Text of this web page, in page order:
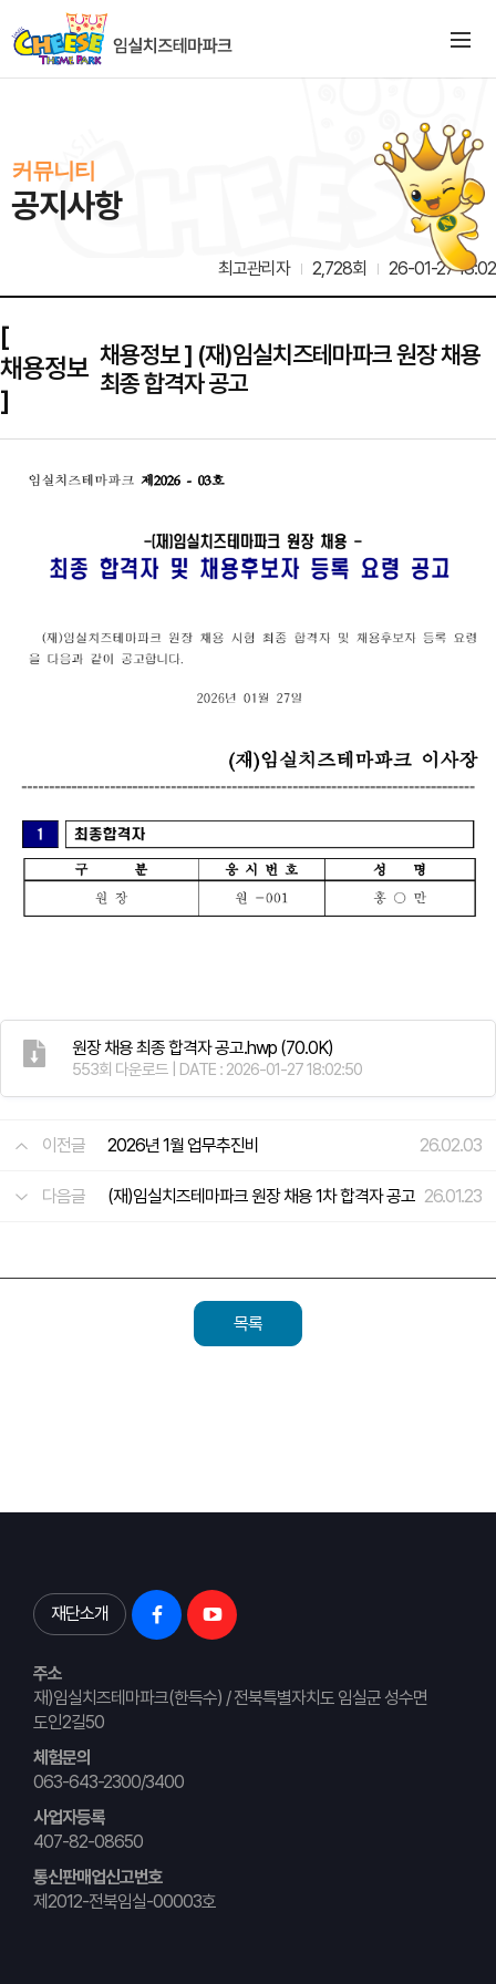
커뮤니티
공지사항
최고관리자 2,728회 26-01-27 18:02
[
채용정보
]
채용정보 ] (재)임실치즈테마파크 원장 채용
최종 합격자 공고
원장 채용 최종 합격자 공고.hwp (70.0K)
553회 다운로드 | DATE : 2026-01-27 18:02:50
이전글 2026년 1월 업무추진비 26.02.03
다음글 (재)임실치즈테마파크 원장 채용 1차 합격자 공고 26.01.23
목록
재단소개
주소
재)임실치즈테마파크(한득수) / 전북특별자치도 임실군 성수면
도인2길50
체험문의
063-643-2300/3400
사업자등록
407-82-08650
통신판매업신고번호
제2012-전북임실-00003호